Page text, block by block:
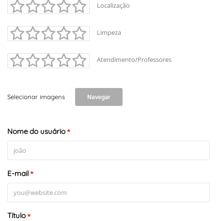
Localização
Limpeza
Atendimento/Professores
Selecionar imagens Navegar
Nome do usuário*
E-mail*
Título*